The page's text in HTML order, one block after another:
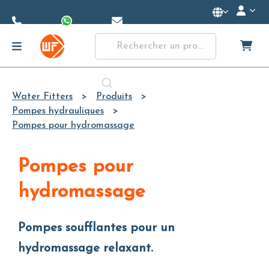
Content
Water Fitters
Produits
Pompes hydrauliques
Pompes pour hydromassage
Pompes pour
hydromassage
Pompes soufflantes pour un
hydromassage relaxant.